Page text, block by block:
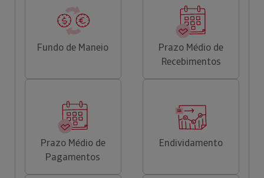
Fundo de Maneio
Prazo Médio de
Recebimentos
Prazo Médio de
Pagamentos
Endividamento